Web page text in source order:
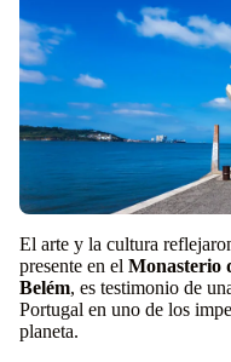
El arte y la cultura
presente en el Monasterio
Belém, es testimonio de
Portugal en uno de los
planeta.